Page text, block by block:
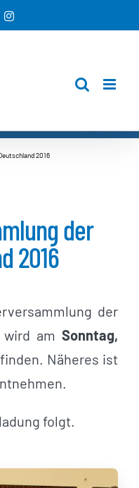
Instagram
2016
der
2016
der
wird amSonntag,
Näheres ist
folgt.